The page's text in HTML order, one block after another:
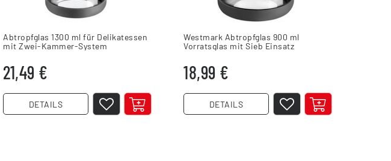
Abtropfglas 1300 ml für Delikatessen
mit Zwei-Kammer-System
21,49 €
DETAILS
Westmark Abtropfglas 900 ml
Vorratsglas mit Sieb Einsatz
18,99 €
DETAILS